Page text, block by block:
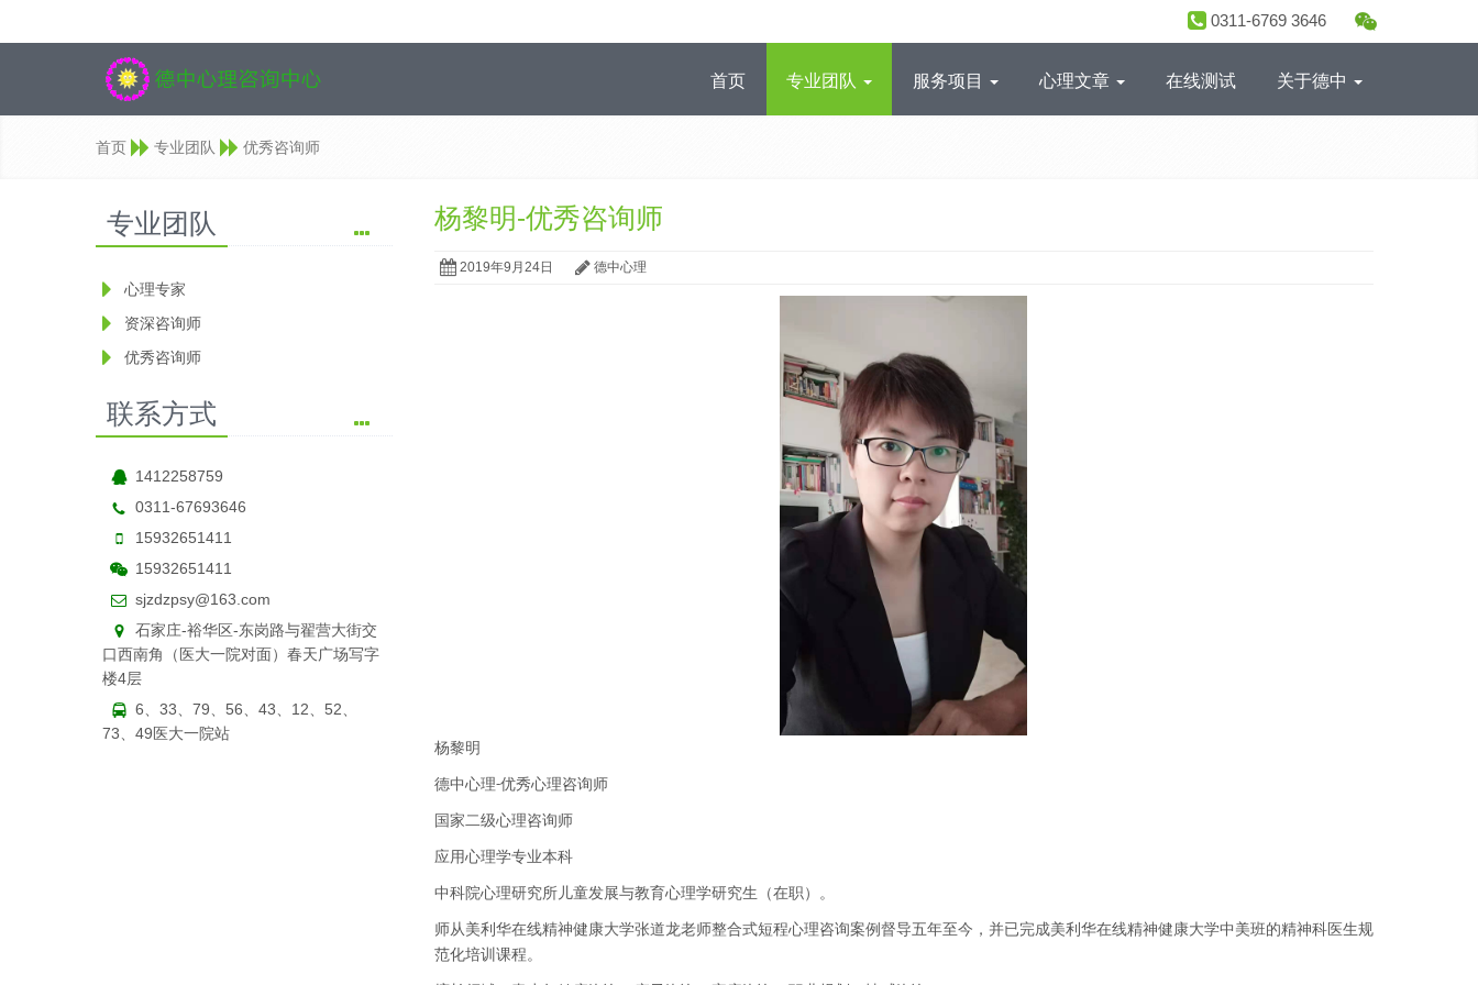
0311-6769 3646
首页 专业团队 服务项目 心理文章 在线测试 关于德中
首页 专业团队 优秀咨询师
专业团队
心理专家
资深咨询师
优秀咨询师
联系方式
1412258759
0311-67693646
15932651411
15932651411
sjzdzpsy@163.com
石家庄-裕华区-东岗路与翟营大街交
口西南角（医大一院对面）春天广场写字
楼4层
6、33、79、56、43、12、52、
73、49医大一院站
杨黎明-优秀咨询师
2019年9月24日 德中心理
杨黎明
德中心理-优秀心理咨询师
国家二级心理咨询师
应用心理学专业本科
中科院心理研究所儿童发展与教育心理学研究生（在职）。
师从美利华在线精神健康大学张道龙老师整合式短程心理咨询案例督导五年至今，并已完成美利华在线精神健康大学中美班的精神科医生规
范化培训课程。